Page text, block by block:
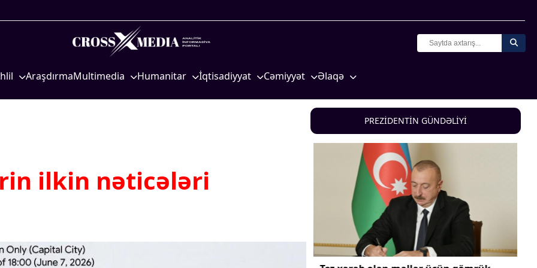
AraşdırmaMultimedia Humanitar
Mədəniyyətimizin Zəfəri
İqtisadiyyat
Kənd təsərrüfatı
Cəmiyyət
Məhkəmə və hüquq
Əlaqə
ilkin nəticələri
PREZİDENTİN GÜNDƏLİYİ